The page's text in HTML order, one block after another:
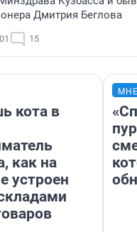
Дмитрия Беглова
15
кота в
как на
устроен